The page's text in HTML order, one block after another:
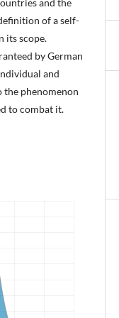
and the
of a self-
its scope.
by German
and
the phenomenon
to combat it.